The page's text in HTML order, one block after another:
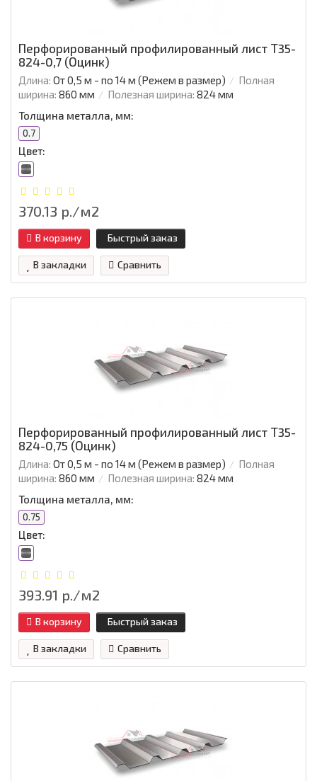
Перфорированный профилированный лист Т35-
824-0,7 (Оцинк)
Длина: От 0,5 м - по 14 м (Режем в размер)
Полная
ширина: 860 мм Полезная ширина: 824 мм
Толщина металла, мм:
0.7
Цвет:
370.13 р./м2
В корзину Быстрый заказ
В закладки Сравнить
Перфорированный профилированный лист Т35-
824-0,75 (Оцинк)
Длина: От 0,5 м - по 14 м (Режем в размер)
Полная
ширина: 860 мм Полезная ширина: 824 мм
Толщина металла, мм:
0.75
Цвет:
393.91 р./м2
В корзину Быстрый заказ
В закладки Сравнить